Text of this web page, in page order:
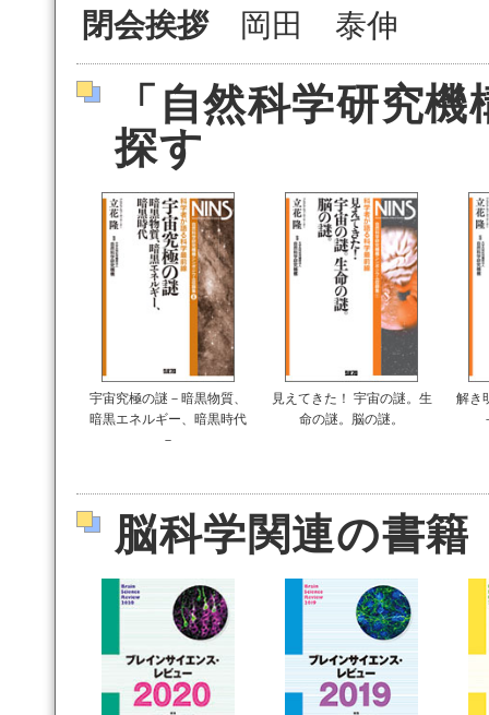
閉会挨拶岡田 泰伸
「自然科学研究
探す
宇宙究極の謎－暗黒物質、
暗黒エネルギー、暗黒時代
－
見えてきた！ 宇宙の謎。生
命の謎。脳の謎。
解き
脳科学関連の書籍